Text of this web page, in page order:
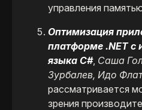
управления
Оптимизация
платформе .NET с
языка C#, Саша
Зурбалев, Идо
рассматривается
зрения